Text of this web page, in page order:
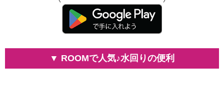
▼ ROOMで人気♪水回りの便利